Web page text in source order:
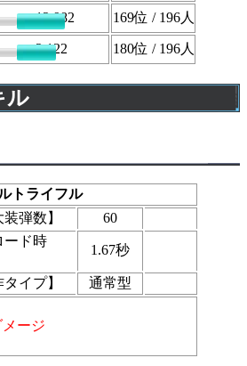
12,982 169位 / 196人
2,122 180位 / 196人
ル
トライフル
装弾数】
60
ード時
1.67秒
タイプ】
通常型
ージ